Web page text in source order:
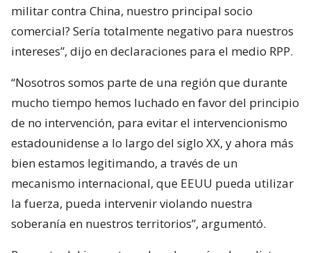
militar contra China, nuestro principal socio
comercial? Sería totalmente negativo para nuestros
intereses”, dijo en declaraciones para el medio RPP.
“Nosotros somos parte de una región que durante
mucho tiempo hemos luchado en favor del principio
de no intervención, para evitar el intervencionismo
estadounidense a lo largo del siglo XX, y ahora más
bien estamos legitimando, a través de un
mecanismo internacional, que EEUU pueda utilizar
la fuerza, pueda intervenir violando nuestra
soberanía en nuestros territorios”, argumentó.